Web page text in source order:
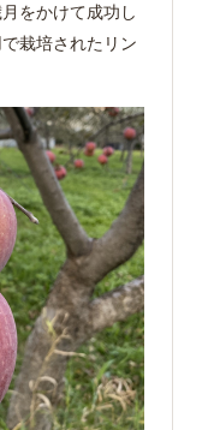
をかけて成功し
栽培されたリン